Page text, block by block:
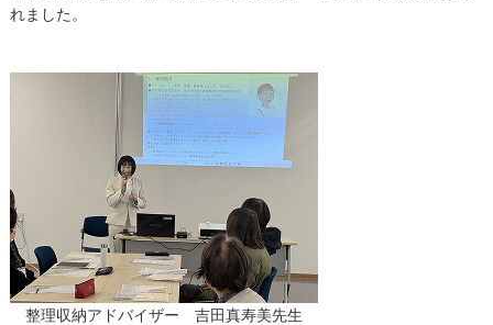
れました。
整理収納アドバイザー 吉田真寿美先生